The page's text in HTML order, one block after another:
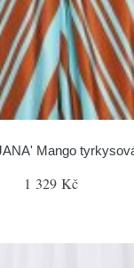
Mango
1 329 Kč